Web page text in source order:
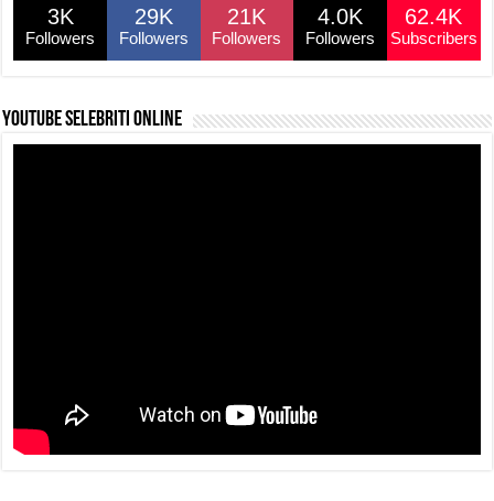
3K
Followers
29K
Followers
21K
Followers
4.0K
Followers
62.4K
Subscribers
YouTube selebriti online